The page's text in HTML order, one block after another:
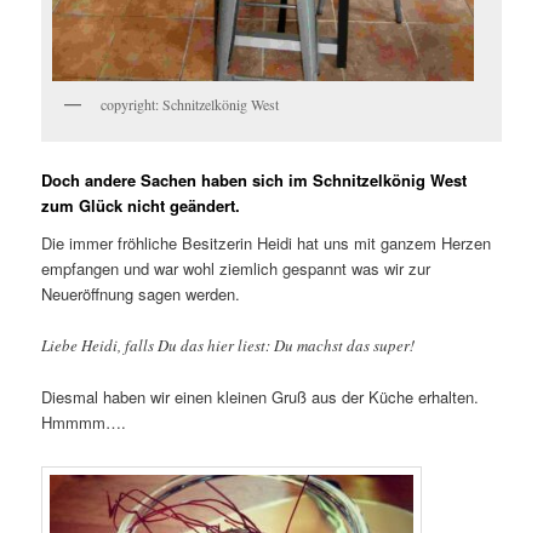
copyright: Schnitzelkönig West
Doch andere Sachen haben sich im Schnitzelkönig West
zum Glück nicht geändert.
Die immer fröhliche Besitzerin Heidi hat uns mit ganzem Herzen
empfangen und war wohl ziemlich gespannt was wir zur
Neueröffnung sagen werden.
Liebe Heidi, falls Du das hier liest: Du machst das super!
Diesmal haben wir einen kleinen Gruß aus der Küche erhalten.
Hmmmm….